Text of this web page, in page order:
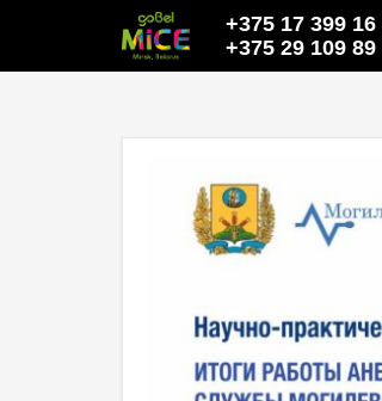
+375 17 399 16
+375 29 109 89